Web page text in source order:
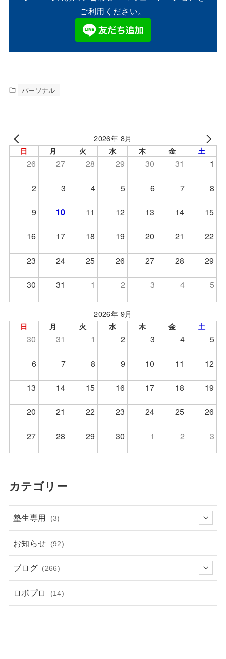
ご利用ください。
パーソナル
2026年 8月
日 月 火 水 木 金 土
26 27 28 29 30 31 1
2 3 4 5 6 7 8
9 10 11 12 13 14 15
16 17 18 19 20 21 22
23 24 25 26 27 28 29
30 31 1 2 3 4 5
2026年 9月
日 月 火 水 木 金 土
30 31 1 2 3 4 5
6 7 8 9 10 11 12
13 14 15 16 17 18 19
20 21 22 23 24 25 26
27 28 29 30 1 2 3
カテゴリー
塾生専用 (3)
お知らせ (92)
ブログ (266)
ロボプロ (14)